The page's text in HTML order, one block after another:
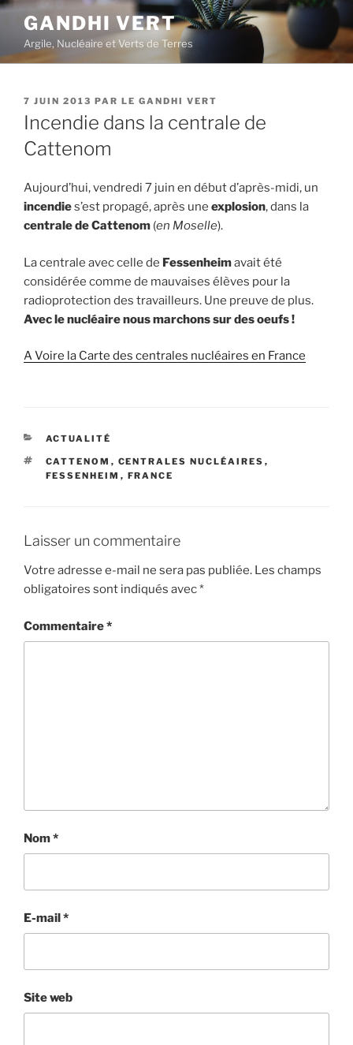
Aller
contenu
principal
GANDHI VERT
Argile, Nucléaire et Verts de Terres
PUBLIÉ
LE
7 JUIN 2013 PAR LE GANDHI VERT
Incendie dans la centrale de
Cattenom
Aujourd’hui, vendredi 7 juin en début d’après-midi, un
incendies’est propagé, après une explosion, dans la
centrale de Cattenom (en Moselle).
La centrale avec celle de Fessenheimavait été
considérée comme de mauvaises élèves pour la
radioprotection des travailleurs. Une preuve de plus.
Avec le nucléaire nous marchons sur des oeufs !
A Voire la Carte des centrales nucléaires en France
CATÉGORIES
ACTUALITÉ
ÉTIQUETTES
CATTENOM , CENTRALES NUCLÉAIRES ,
FESSENHEIM , FRANCE
Laisser un commentaire
Votre adresse e-mail ne sera pas publiée. Les champs
obligatoires sont indiqués avec*
Commentaire*
Nom*
E-mail*
Site web